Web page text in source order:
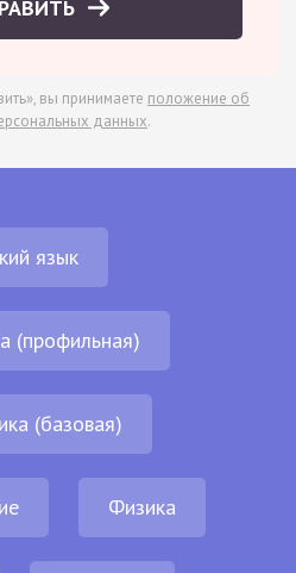
вы принимаете положение об
данных.
язык
(профильная)
(базовая)
Физика